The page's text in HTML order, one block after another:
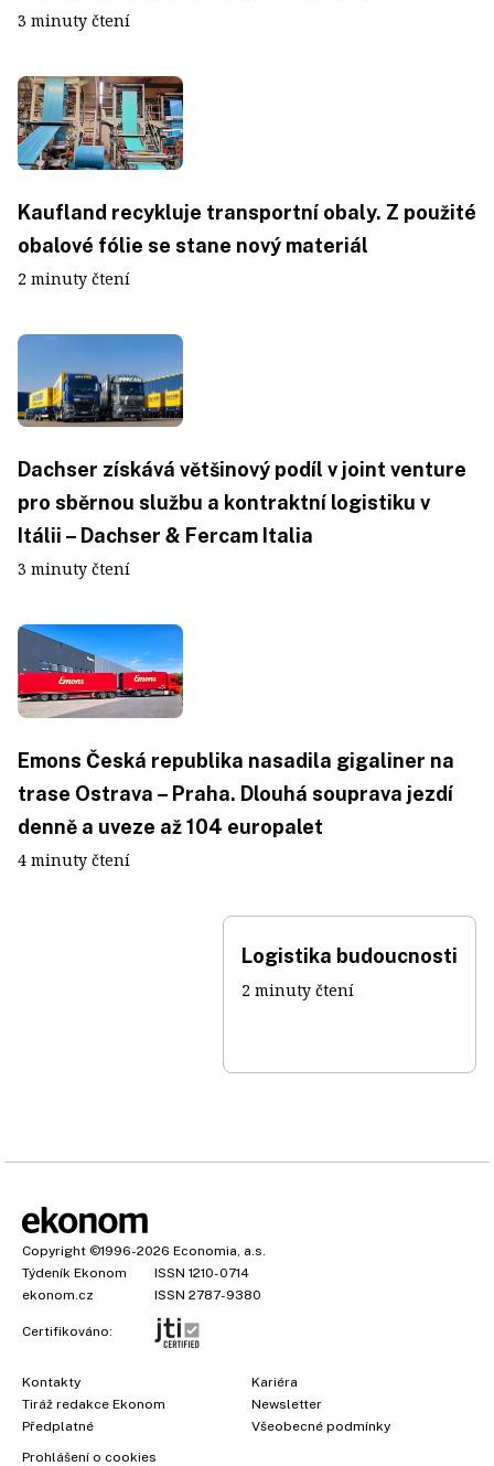
3 minuty čtení
Kaufland recykluje transportní obaly. Z použité
obalové fólie se stane nový materiál
2 minuty čtení
Dachser získává většinový podíl v joint venture
pro sběrnou službu a kontraktní logistiku v
Itálii – Dachser & Fercam Italia
3 minuty čtení
Emons Česká republika nasadila gigaliner na
trase Ostrava – Praha. Dlouhá souprava jezdí
denně a uveze až 104 europalet
4 minuty čtení
Logistika budoucnosti
2 minuty čtení
Copyright ©1996-2026 Economia, a.s.
Týdeník Ekonom
ISSN 1210-0714
ekonom.cz
ISSN 2787-9380
Certifikováno:
Kontakty
Tiráž redakce Ekonom
Předplatné
Kariéra
Newsletter
Všeobecné podmínky
Prohlášení o cookies